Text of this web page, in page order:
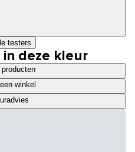
testers
deze kleur
producten
winkel